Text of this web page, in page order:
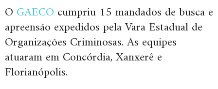
O GAECO cumpriu 15 mandados de busca e
apreensão expedidos pela Vara Estadual de
Organizações Criminosas. As equipes
atuaram em Concórdia, Xanxerê e
Florianópolis.